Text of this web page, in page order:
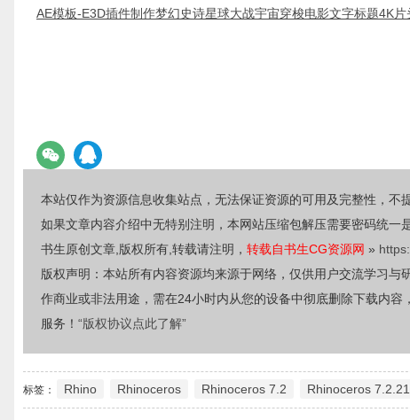
AE模板-E3D插件制作梦幻史诗星球大战宇宙穿梭电影文字标题4K片
本站仅作为资源信息收集站点，无法保证资源的可用及完整性，不
如果文章内容介绍中无特别注明，本网站压缩包解压需要密码统一
书生原创文章,版权所有,转载请注明， 转载自书生CG资源网 »
版权声明：本站所有内容资源均来源于网络，仅供用户交流学习
作商业或非法用途，需在24小时内从您的设备中彻底删除下载内
服务！ “版权协议点此了解”
标签： Rhino Rhinoceros Rhinoceros 7.2 Rhinoceros